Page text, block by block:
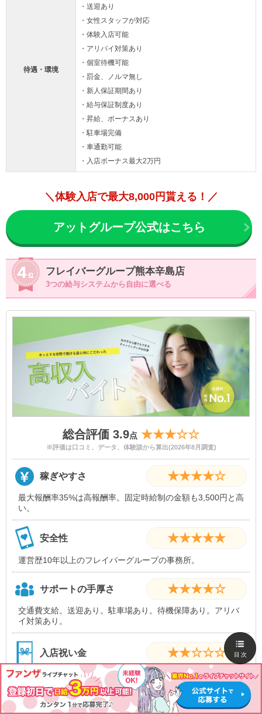
待遇・環境
・送迎あり
・女性スタッフが対応
・体験入店可能
・アリバイ対策あり
・個室待機可能
・罰金、ノルマ無し
・新人保証期間あり
・給与保証制度あり
・昇給、ボーナスあり
・駐車場完備
・車通勤可能
・入店ボーナス最大2万円
＼体験入店で最大8,000円貰える！／
アットグループ公式はこちら
フレイバーグループ熊本辛島店
3つの給与システムから自由に選べる
総合評価 3.9点 ★★★☆☆
※評価は口コミ、データ、体験談から算出(2026年8月調査)
稼ぎやすさ ★★★★☆
最大報酬率35%は高報酬率。固定時給制の金額も3,500円と高
い。
安全性 ★★★★★
運営歴10年以上のフレイバーグループの事務所。
サポートの手厚さ ★★★★☆
交通費支給。送迎あり。駐車場あり。待機保障あり。アリバ
イ対策あり。
入店祝い金 ★★☆☆☆
入店祝い金はあるが金額は不明
目次